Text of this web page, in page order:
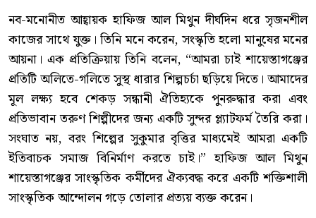
​নব-মনোনীত আহ্বায়ক হাফিজ আল মিথুন দীর্ঘদিন ধরে সৃজনশীল
কাজের সাথে যুক্ত। তিনি মনে করেন, সংস্কৃতি হলো মানুষের মনের
আয়না। এক প্রতিক্রিয়ায় তিনি বলেন, “আমরা চাই শায়েস্তাগঞ্জের
প্রতিটি অলিতে-গলিতে সুস্থ ধারার শিল্পচর্চা ছড়িয়ে দিতে। আমাদের
মূল লক্ষ্য হবে শেকড় সন্ধানী ঐতিহ্যকে পুনরুদ্ধার করা এবং
প্রতিভাবান তরুণ শিল্পীদের জন্য একটি সুন্দর প্ল্যাটফর্ম তৈরি করা।
সংঘাত নয়, বরং শিল্পের সুকুমার বৃত্তির মাধ্যমেই আমরা একটি
ইতিবাচক সমাজ বিনির্মাণ করতে চাই।” হাফিজ আল মিথুন
শায়েস্তাগঞ্জের সাংস্কৃতিক কর্মীদের ঐক্যবদ্ধ করে একটি শক্তিশালী
সাংস্কৃতিক আন্দোলন গড়ে তোলার প্রত্যয় ব্যক্ত করেন।